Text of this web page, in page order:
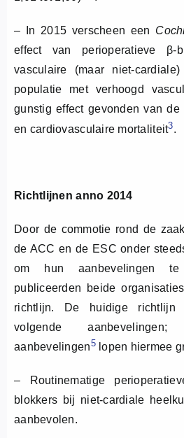
– In 2015 verscheen een
effect van perioperatieve β-
vasculaire (maar niet-
populatie met verhoogd
gunstig effect gevonden van
en cardiovasculaire mortaliteit3.
Richtlijnen anno 2014
Door de commotie rond de
de ACC en de ESC onder
om hun aanbevelingen
publiceerden beide
richtlijn. De huidige
volgende
aanbevelingen5lopen hiermee
– Routinematige
blokkers bij niet-cardiale
aanbevolen.